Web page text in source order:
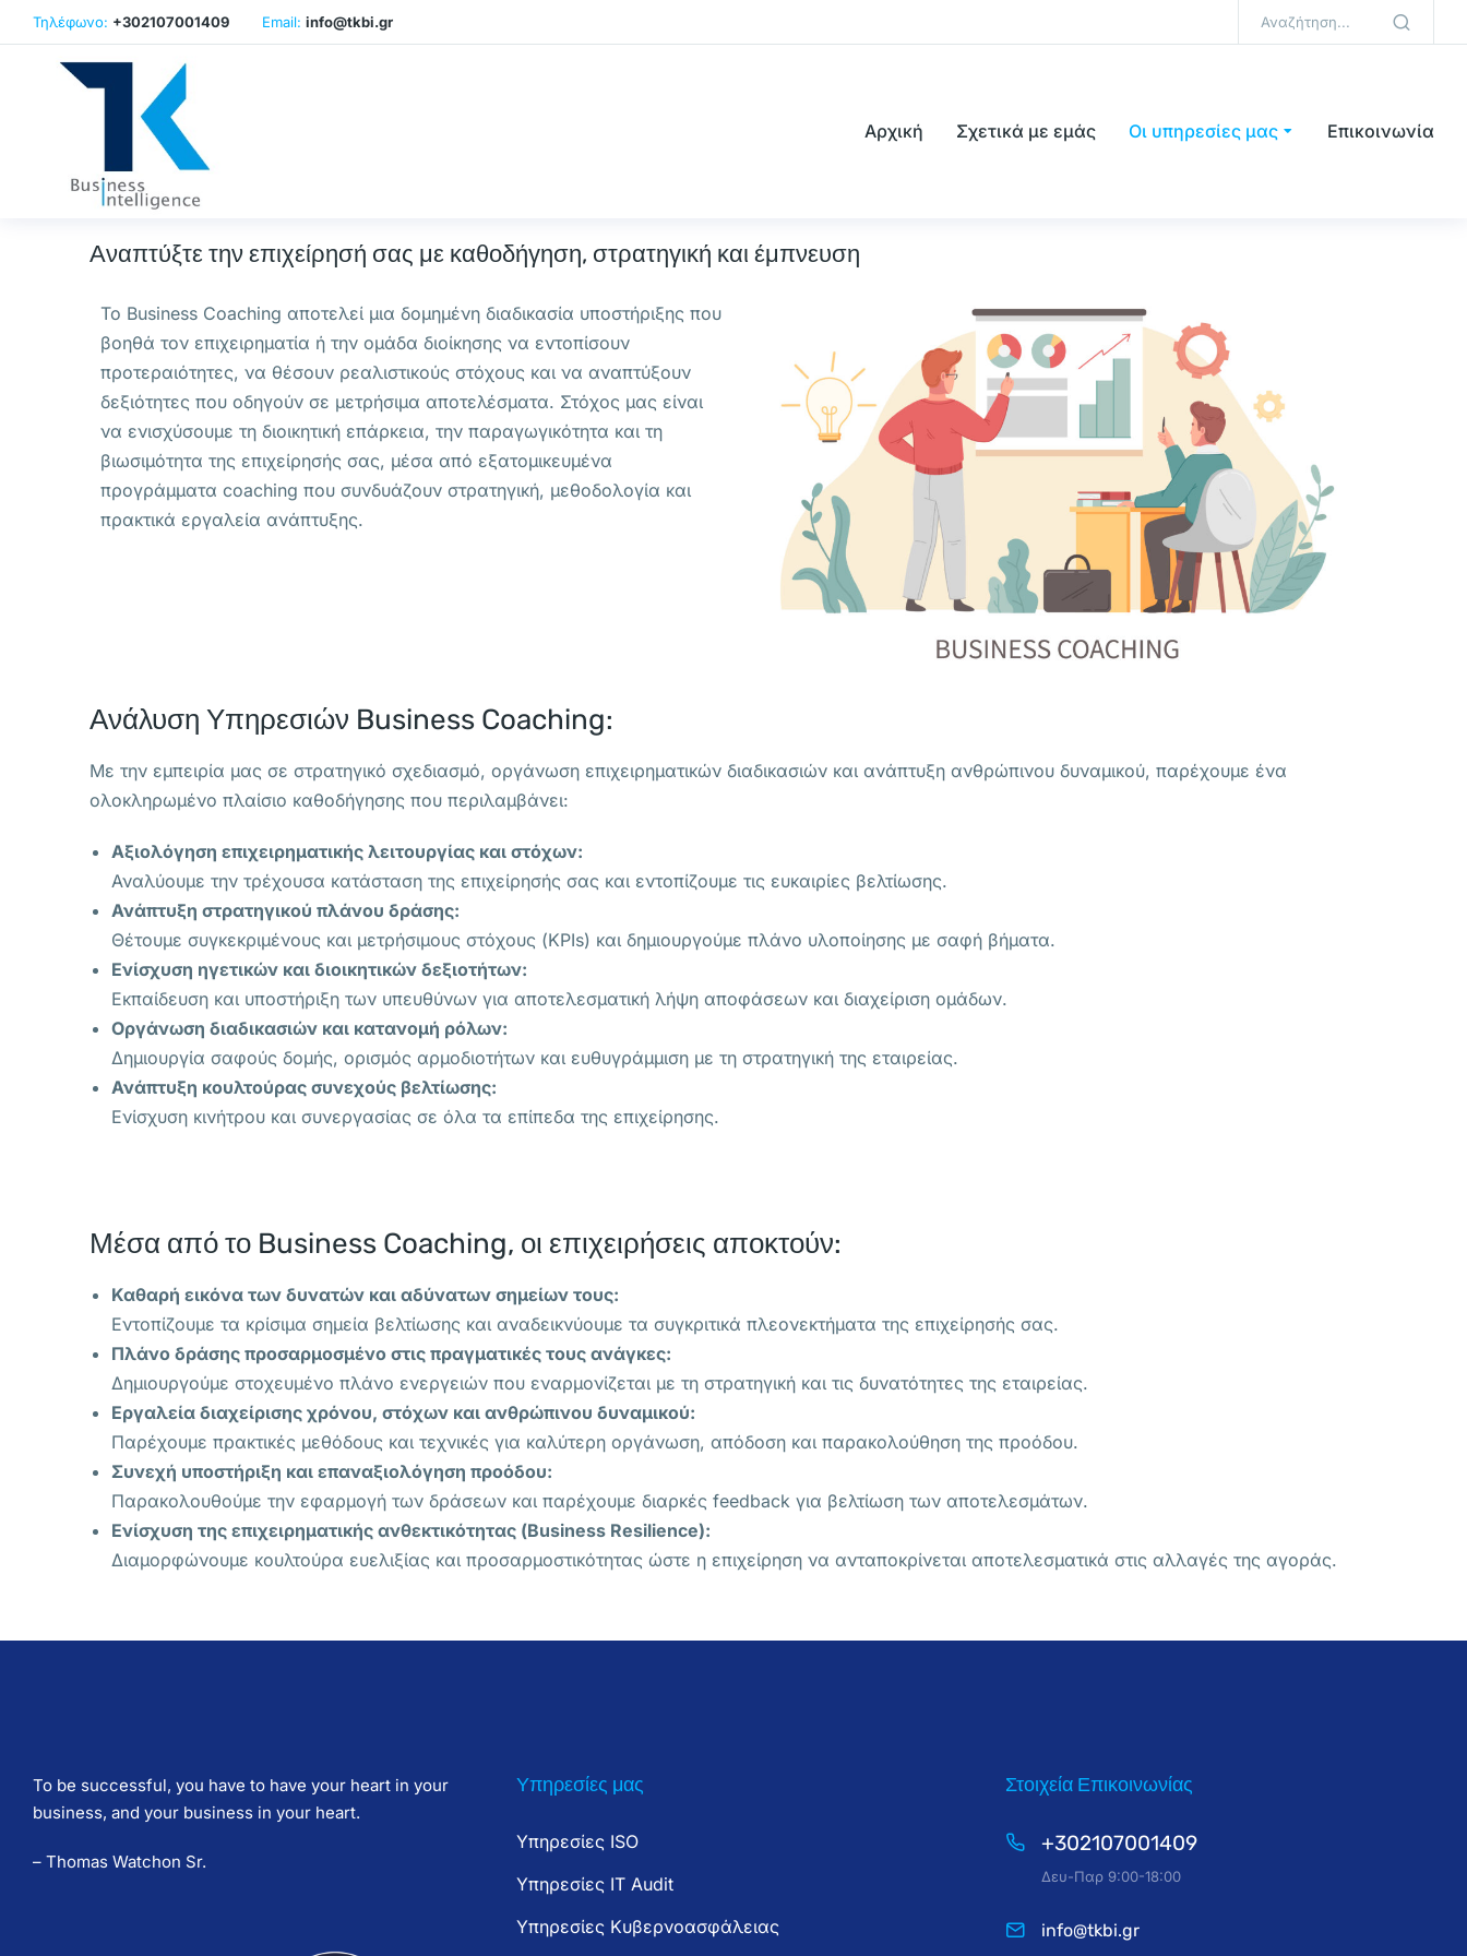
Τηλέφωνο: +302107001409 Email: info@tkbi.gr
Αρχική Σχετικά με εμάς Οι υπηρεσίες μας Επικοινωνία
Αναπτύξτε την επιχείρησή σας με καθοδήγηση, στρατηγική και έμπνευση
Το Business Coaching αποτελεί μια δομημένη διαδικασία υποστήριξης που
βοηθά τον επιχειρηματία ή την ομάδα διοίκησης να εντοπίσουν
προτεραιότητες, να θέσουν ρεαλιστικούς στόχους και να αναπτύξουν
δεξιότητες που οδηγούν σε μετρήσιμα αποτελέσματα. Στόχος μας είναι
να ενισχύσουμε τη διοικητική επάρκεια, την παραγωγικότητα και τη
βιωσιμότητα της επιχείρησής σας, μέσα από εξατομικευμένα
προγράμματα coaching που συνδυάζουν στρατηγική, μεθοδολογία και
πρακτικά εργαλεία ανάπτυξης.
Ανάλυση Υπηρεσιών Business Coaching:
Με την εμπειρία μας σε στρατηγικό σχεδιασμό, οργάνωση επιχειρηματικών διαδικασιών και ανάπτυξη ανθρώπινου δυναμικού, παρέχουμε ένα
ολοκληρωμένο πλαίσιο καθοδήγησης που περιλαμβάνει:
Αξιολόγηση επιχειρηματικής λειτουργίας και στόχων:
Αναλύουμε την τρέχουσα κατάσταση της επιχείρησής σας και εντοπίζουμε τις ευκαιρίες βελτίωσης.
Ανάπτυξη στρατηγικού πλάνου δράσης:
Θέτουμε συγκεκριμένους και μετρήσιμους στόχους (KPIs) και δημιουργούμε πλάνο υλοποίησης με σαφή βήματα.
Ενίσχυση ηγετικών και διοικητικών δεξιοτήτων:
Εκπαίδευση και υποστήριξη των υπευθύνων για αποτελεσματική λήψη αποφάσεων και διαχείριση ομάδων.
Οργάνωση διαδικασιών και κατανομή ρόλων:
Δημιουργία σαφούς δομής, ορισμός αρμοδιοτήτων και ευθυγράμμιση με τη στρατηγική της εταιρείας.
Ανάπτυξη κουλτούρας συνεχούς βελτίωσης:
Ενίσχυση κινήτρου και συνεργασίας σε όλα τα επίπεδα της επιχείρησης.
Μέσα από το Business Coaching, οι επιχειρήσεις αποκτούν:
Καθαρή εικόνα των δυνατών και αδύνατων σημείων τους:
Εντοπίζουμε τα κρίσιμα σημεία βελτίωσης και αναδεικνύουμε τα συγκριτικά πλεονεκτήματα της επιχείρησής σας.
Πλάνο δράσης προσαρμοσμένο στις πραγματικές τους ανάγκες:
Δημιουργούμε στοχευμένο πλάνο ενεργειών που εναρμονίζεται με τη στρατηγική και τις δυνατότητες της εταιρείας.
Εργαλεία διαχείρισης χρόνου, στόχων και ανθρώπινου δυναμικού:
Παρέχουμε πρακτικές μεθόδους και τεχνικές για καλύτερη οργάνωση, απόδοση και παρακολούθηση της προόδου.
Συνεχή υποστήριξη και επαναξιολόγηση προόδου:
Παρακολουθούμε την εφαρμογή των δράσεων και παρέχουμε διαρκές feedback για βελτίωση των αποτελεσμάτων.
Ενίσχυση της επιχειρηματικής ανθεκτικότητας (Business Resilience):
Διαμορφώνουμε κουλτούρα ευελιξίας και προσαρμοστικότητας ώστε η επιχείρηση να ανταποκρίνεται αποτελεσματικά στις αλλαγές της αγοράς.
To be successful, you have to have your heart in your
business, and your business in your heart.
– Thomas Watchon Sr.
Υπηρεσίες μας
Υπηρεσίες ISO
Υπηρεσίες IT Audit
Υπηρεσίες Κυβερνοασφάλειας
Στοιχεία Επικοινωνίας
+302107001409
Δευ-Παρ 9:00-18:00
info@tkbi.gr